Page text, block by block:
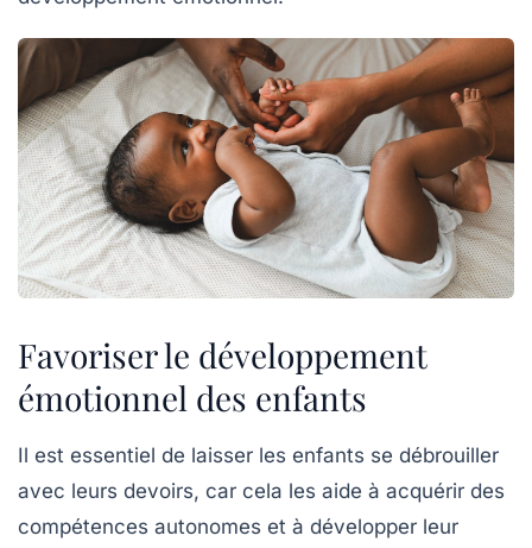
Favoriser le développement
émotionnel des enfants
Il est essentiel de laisser les enfants se débrouiller
avec leurs devoirs, car cela les aide à acquérir des
compétences autonomes et à développer leur